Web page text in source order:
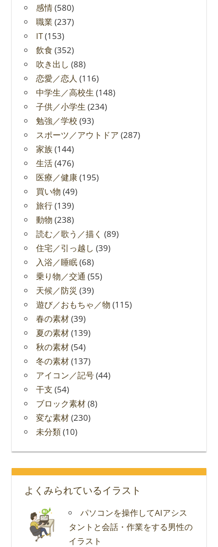
感情(580)
職業 (237)
IT(153)
飲食 (352)
吹き出し (88)
恋愛／恋人 (116)
中学生／高校生 (148)
子供／小学生 (234)
勉強／学校 (93)
スポーツ／アウトドア (287)
家族(144)
生活(476)
医療／健康(195)
買い物 (49)
旅行(139)
動物 (238)
読む／歌う／描く (89)
住宅／引っ越し (39)
入浴／睡眠(68)
乗り物／交通 (55)
天候／防災 (39)
遊び／おもちゃ／物 (115)
春の素材(39)
夏の素材(139)
秋の素材(54)
冬の素材(137)
アイコン／記号(44)
干支 (54)
ブロック素材(8)
変な素材(230)
未分類(10)
よくみられているイラスト
パソコンを操作してAIアシス
タントと会話・作業をする男性の
イラスト